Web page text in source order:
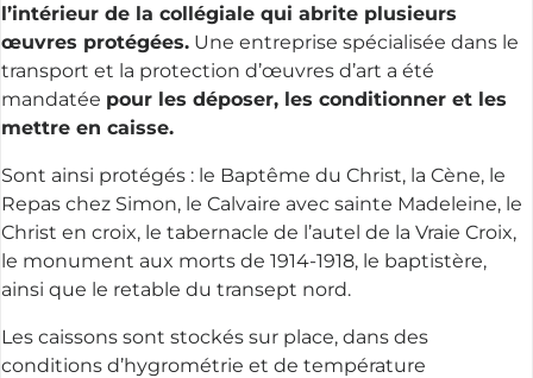
l’intérieur de la collégiale qui abrite plusieurs
œuvres protégées. Une entreprise spécialisée dans le
transport et la protection d’œuvres d’art a été
mandatée pour les déposer, les conditionner et les
mettre en caisse.
Sont ainsi protégés : le Baptême du Christ, la Cène, le
Repas chez Simon, le Calvaire avec sainte Madeleine, le
Christ en croix, le tabernacle de l’autel de la Vraie Croix,
le monument aux morts de 1914-1918, le baptistère,
ainsi que le retable du transept nord.
Les caissons sont stockés sur place, dans des
conditions d’hygrométrie et de température